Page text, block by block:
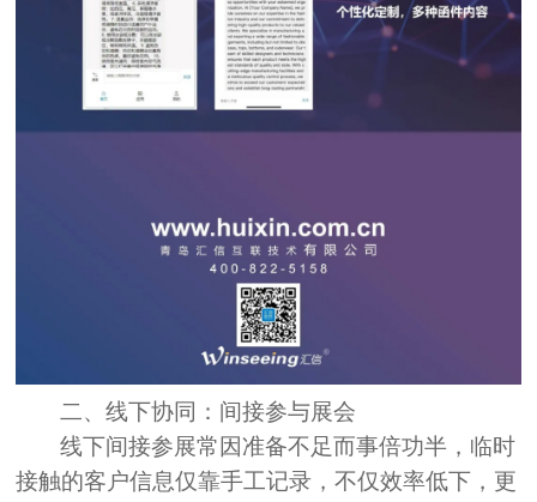
二、线下协同：间接参与展会
线下间接参展常因准备不足而事倍功半 ，临时
接触的客户信息仅靠手工记录 ，不仅效率低下， 更